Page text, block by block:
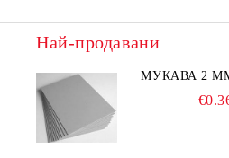
Най-продавани
МУКАВА 2